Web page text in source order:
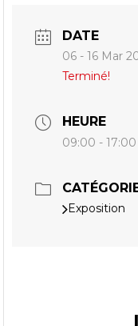
DATE
06 - 16 Mar
Terminé!
HEURE
09:00 - 17:00
Exposition